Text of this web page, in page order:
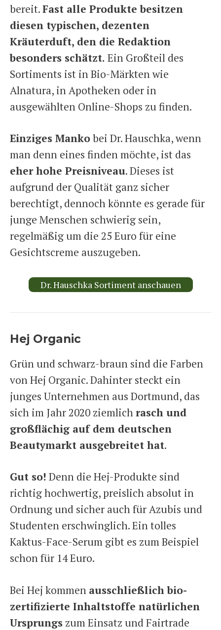
bereit.Fast alle Produkte besitzen
diesen typischen, dezenten
Kräuterduft, den die Redaktion
besonders schätzt. Ein Großteil des
Sortiments ist in Bio-Märkten wie
Alnatura, in Apotheken oder in
ausgewählten Online-Shops zu finden.
Einziges Mankobei Dr. Hauschka, wenn
man denn eines finden möchte, ist das
eher hohe Preisniveau. Dieses ist
aufgrund der Qualität ganz sicher
berechtigt, dennoch könnte es gerade für
junge Menschen schwierig sein,
regelmäßig um die 25 Euro für eine
Gesichtscreme auszugeben.
Dr. Hauschka Sortiment anschauen
Hej Organic
Grün und schwarz-braun sind die Farben
von Hej Organic. Dahinter steckt ein
junges Unternehmen aus Dortmund, das
sich im Jahr 2020 ziemlichrasch und
großflächig auf dem deutschen
Beautymarkt ausgebreitet hat.
Gut so! Denn die Hej-Produkte sind
richtig hochwertig, preislich absolut in
Ordnung und sicher auch für Azubis und
Studenten erschwinglich. Ein tolles
Kaktus-Face-Serum gibt es zum Beispiel
schon für 14 Euro.
Bei Hej kommen ausschließlich bio-
zertifizierte Inhaltstoffe natürlichen
Ursprungs zum Einsatz und Fairtrade